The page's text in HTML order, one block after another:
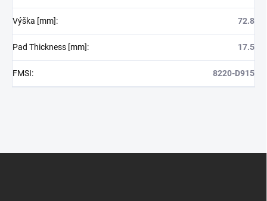
Výška [mm]: 72.8
Pad Thickness [mm]: 17.5
FMSI: 8220-D915